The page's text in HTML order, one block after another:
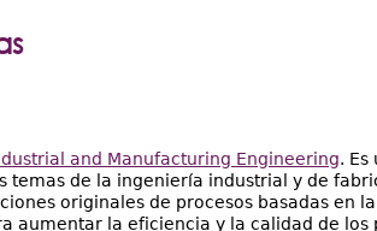
and Manufacturing Engineering.
temas de la ingeniería industrial y de
originales de procesos basadas en
aumentar la eficiencia y la calidad de